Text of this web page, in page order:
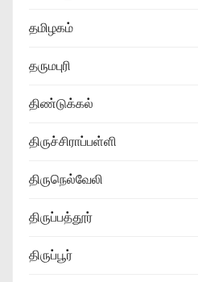
தமிழகம்
தருமபுரி
திண்டுக்கல்
திருச்சிராப்பள்ளி
திருநெல்வேலி
திருப்பத்தூர்
திருப்பூர்